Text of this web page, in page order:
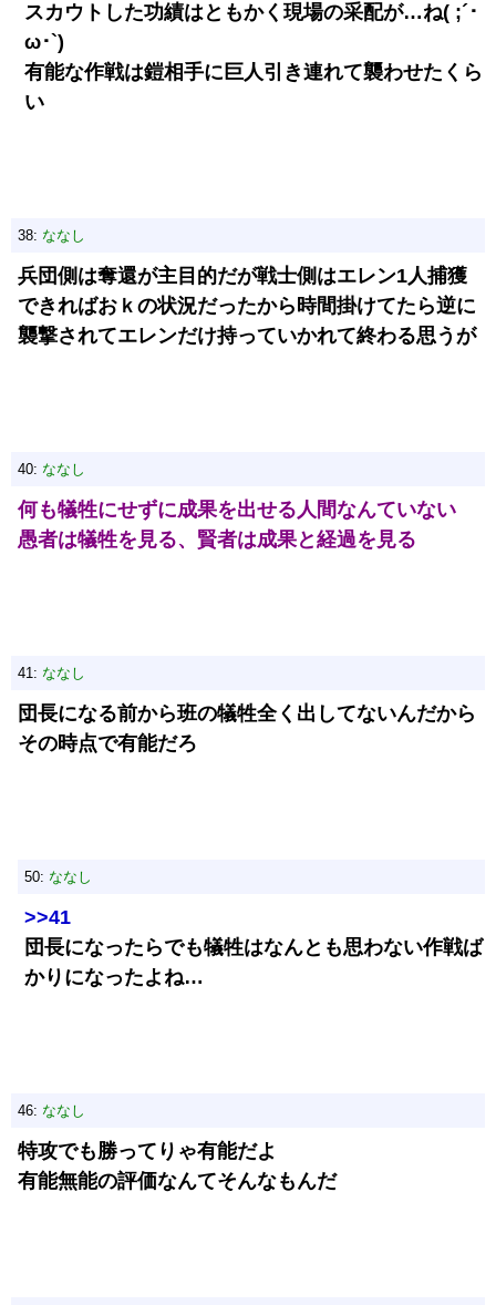
スカウトした功績はともかく現場の采配が…ね( ;´･
ω･`)
有能な作戦は鎧相手に巨人引き連れて襲わせたくら
い
38: ななし
兵団側は奪還が主目的だが戦士側はエレン1人捕獲
できればおｋの状況だったから時間掛けてたら逆に
襲撃されてエレンだけ持っていかれて終わる思うが
40: ななし
何も犠牲にせずに成果を出せる人間なんていない
愚者は犠牲を見る、賢者は成果と経過を見る
41: ななし
団長になる前から班の犠牲全く出してないんだから
その時点で有能だろ
50: ななし
>>41
団長になったらでも犠牲はなんとも思わない作戦ば
かりになったよね…
46: ななし
特攻でも勝ってりゃ有能だよ
有能無能の評価なんてそんなもんだ